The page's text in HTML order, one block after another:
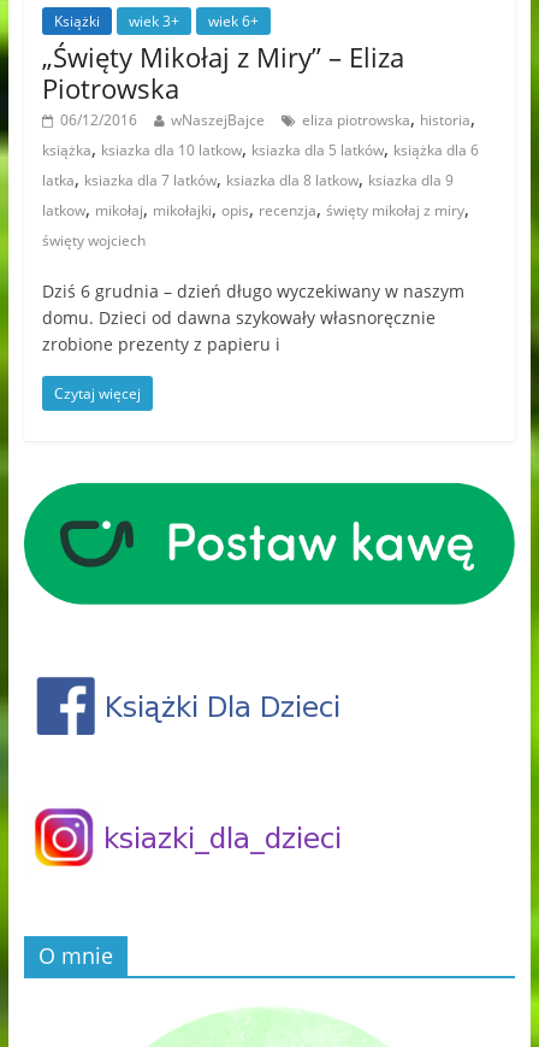
Książki wiek 3+ wiek 6+
„Święty Mikołaj z Miry” – Eliza
Piotrowska
06/12/2016 wNaszejBajce eliza piotrowska, historia,
książka, ksiazka dla 10 latkow, ksiazka dla 5 latków, książka dla 6
latka, ksiazka dla 7 latków, ksiazka dla 8 latkow, ksiazka dla 9
latkow, mikołaj, mikołajki, opis, recenzja, święty mikołaj z miry,
święty wojciech
Dziś 6 grudnia – dzień długo wyczekiwany w naszym
domu. Dzieci od dawna szykowały własnoręcznie
zrobione prezenty z papieru i
Czytaj więcej
O mnie